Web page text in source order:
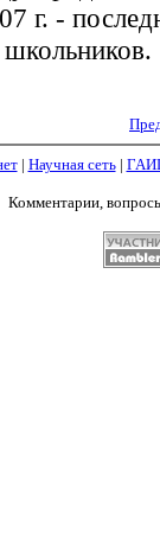
г. -
| Научная сеть|
Комментарии,